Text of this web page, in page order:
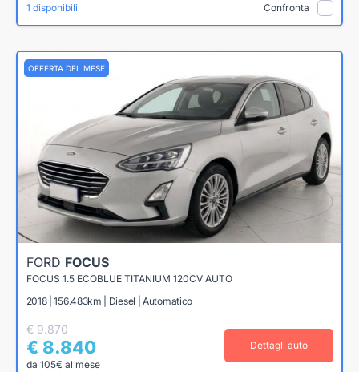
1 disponibili Confronta
OFFERTA DEL MESE
FORD FOCUS
FOCUS 1.5 ECOBLUE TITANIUM 120CV AUTO
2018 | 156.483km | Diesel | Automatico
€ 9.870
€ 8.840
da 105€ al mese
Dettagli auto